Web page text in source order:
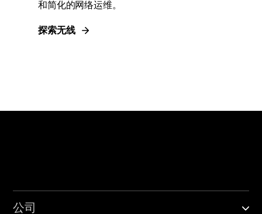
和简化的网络运维。
探索无线
公司